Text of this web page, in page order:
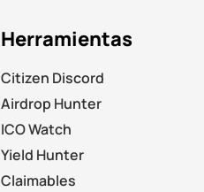
Herramientas
Citizen Discord
Airdrop Hunter
ICO Watch
Yield Hunter
Claimables